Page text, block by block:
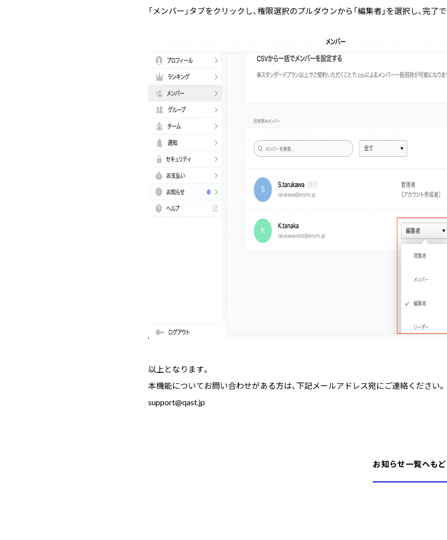
「メンバー」タブをクリックし、権限選択のプルダウンから「編集者」を選択し、完了
以上となります。
本機能についてお問い合わせがある方は、下記メールアドレス宛にご連絡ください。
support@qast.jp
お知らせ一覧へもど